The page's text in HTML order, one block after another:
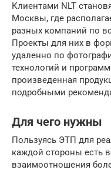
Клиентами NLT
Москвы, где
разных компаний по
Проекты для них в
удаленно по
технологий и
произведенная
подробными
Для чего нужны
Пользуясь ЭТП для
каждой стороны есть
взаимоотношения